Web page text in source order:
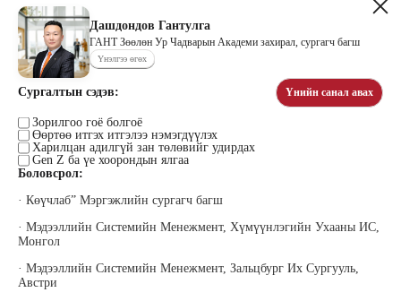
Дашдондов Гантулга
ГАНТ Зөөлөн Ур Чадварын Академи захирал, сургагч багш
Үнэлгээ өгөх
Сургалтын сэдэв: Үнийн санал авах
Зорилгоо гоё болгоё
Өөртөө итгэх итгэлээ нэмэгдүүлэх
Харилцан адилгүй зан төлөвийг удирдах
Gen Z ба үе хоорондын ялгаа
Боловсрол:
· Көүчлаб” Мэргэжлийн сургагч багш
· Мэдээллийн Системийн Менежмент, Хүмүүнлэгийн Ухааны ИС,
Монгол
· Мэдээллийн Системийн Менежмент, Зальцбург Их Сургууль,
Австри
Цэдэндамба Нарантуяа
Захирал
Франклинкови Монгол ХХК
гүйцэтгэх захирал, Манлайллын
трэйнер, олон улсын сургагч багш,
Уранбор Сэмбэрүү
Прус Центр ХХК-ийн Хяналт
Энхбаатар Ичинхорлоо